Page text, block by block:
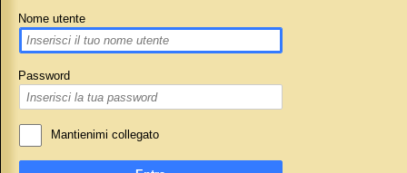
Nome utente
Password
Mantienimi collegato